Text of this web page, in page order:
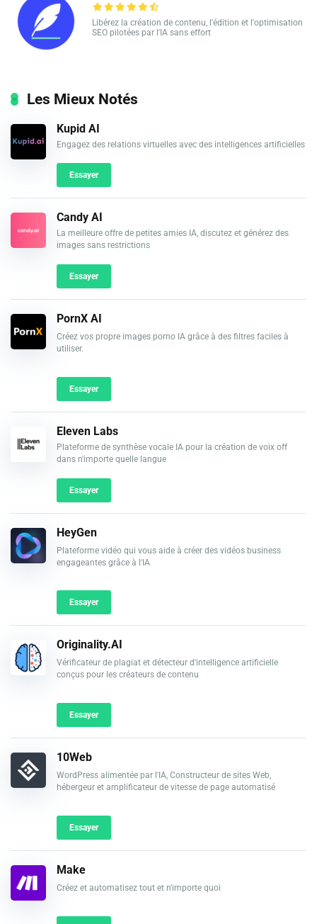
Libérez la création de contenu, l'édition et l'optimisation
SEO pilotées par l'IA sans effort
Les Mieux Notés
Kupid AI
Engagez des relations virtuelles avec des intelligences artificielles
Essayer
Candy AI
La meilleure offre de petites amies IA, discutez et générez des
images sans restrictions
Essayer
PornX AI
Créez vos propre images porno IA grâce à des filtres faciles à
utiliser.
Essayer
Eleven Labs
Plateforme de synthèse vocale IA pour la création de voix off
dans n'importe quelle langue
Essayer
HeyGen
Plateforme vidéo qui vous aide à créer des vidéos business
engageantes grâce à l'IA
Essayer
Originality.AI
Vérificateur de plagiat et détecteur d'intelligence artificielle
conçus pour les créateurs de contenu
Essayer
10Web
WordPress alimentée par l'IA, Constructeur de sites Web,
hébergeur et amplificateur de vitesse de page automatisé
Essayer
Make
Créez et automatisez tout et n'importe quoi